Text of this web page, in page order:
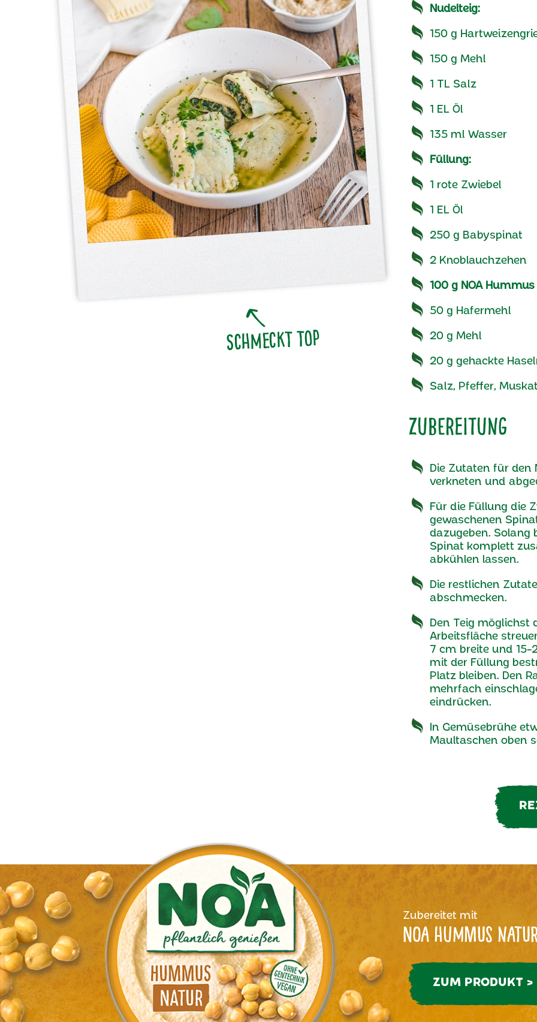
Nudelteig:
150 g
150 g Mehl
1 TL Salz
1 EL Öl
135 ml Wasser
Füllung:
1 rote Zwiebel
1 EL Öl
250 g Babyspinat
2 Knoblauchzehen
100 g NOA
50 g Hafermehl
20 g Mehl
20 g gehackte
Salz, Pfeffer, Muskat
Zubereitung
Die Zutaten für den
verkneten und
Für die Füllung die
gewaschenen
dazugeben. Solang
Spinat komplett
abkühlen lassen.
Die restlichen
abschmecken.
Den Teig möglichst
Arbeitsfläche
7 cm breite und 15-
mit der Füllung
Platz bleiben. Den
mehrfach
eindrücken.
In Gemüsebrühe
Maultaschen oben
Zubereitet mit
NOA Hummus Natur
ZUM PRODUKT >